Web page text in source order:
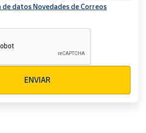
de datos Novedades de Correos
ENVIAR